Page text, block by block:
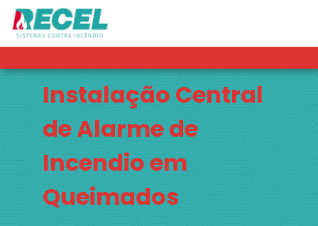
Instalação Central
de Alarme de
Incendio em
Queimados